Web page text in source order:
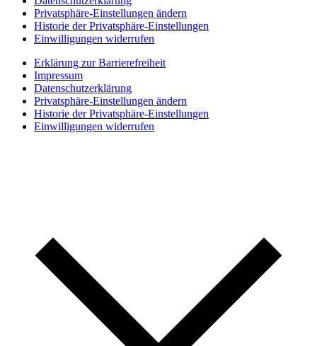
Privatsphäre-Einstellungen ändern
Historie der Privatsphäre-Einstellungen
Einwilligungen widerrufen
Erklärung zur Barrierefreiheit
Impressum
Datenschutzerklärung
Privatsphäre-Einstellungen ändern
Historie der Privatsphäre-Einstellungen
Einwilligungen widerrufen